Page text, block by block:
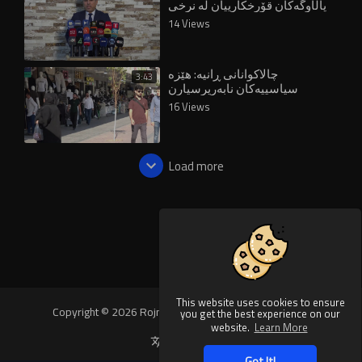
This website uses cookies to ensure
you get the best experience on our
website. Learn More
پاڵاوگەکان قۆرخکارییان لە نرخی
بەنزین کردووە
14 Views
3:43 چالاکوانانی ڕانیە: هێزە
سیاسییەکان نابەرپرسیارن
بەرامبەر هاووڵاتییان
16 Views
Load more
Copyright © 2026 Rojnews Video. All rights reserved.
Language